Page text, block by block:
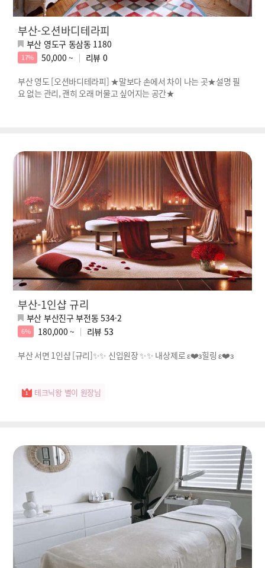
부산-오션바디테라피
부산 영도구 동삼동 1180
17% 50,000 ~ 리뷰 0
부산 영도 [오션바디테라피] ★말보다 손에서 차이 나는 곳★설명 필
요 없는 관리, 괜히 오래 머물고 싶어지는 공간★
부산-1인샵 규리
부산 부산진구 부전동 534-2
6% 180,000 ~ 리뷰 53
부산 서면 1인샵 [규리]✨✨ 신입원장 ✨✨ 내상제로 ε❤️з힐링 ε❤️з
테크닉왕 별이 원장님